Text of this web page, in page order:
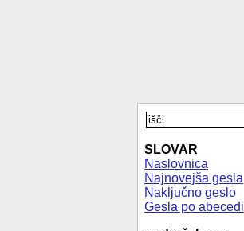
SLOVAR
Naslovnica
Najnovejša gesla
Naključno geslo
Gesla po abecedi